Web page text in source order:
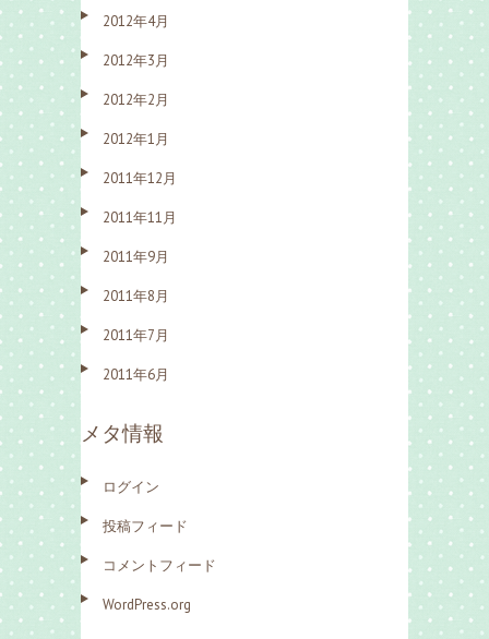
2012年4月
2012年3月
2012年2月
2012年1月
2011年12月
2011年11月
2011年9月
2011年8月
2011年7月
2011年6月
メタ情報
ログイン
投稿フィード
コメントフィード
WordPress.org